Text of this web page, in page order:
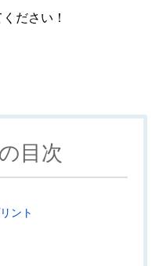
ださい！
目次
ント